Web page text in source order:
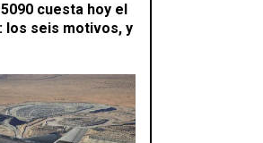
cuesta hoy el
los seis motivos, y